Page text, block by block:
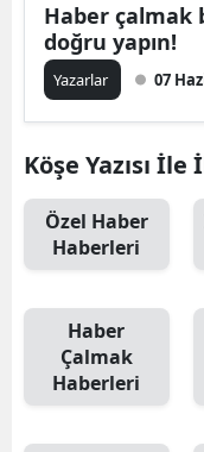
Haber çalmak
doğru yapın!
Yazarlar 07
Köşe Yazısı
Özel Haber
Haberleri
Haber
Çalmak
Haberleri